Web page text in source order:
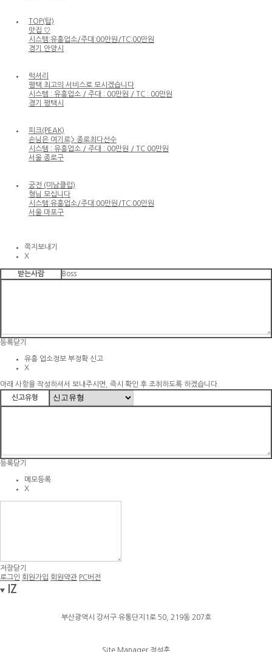
TOP(탑)
맛집 ♡
시스템:유흥업소/주대:00만원/TC:00만원
경기 안양시
럭셔리
평택 최고의 서비스로 모시겠습니다
시스템 : 유흥업소 / 주대 : 00만원 / TC : 00만원
경기 평택시
피크(PEAK)
손님은 여기로> 종로최다선수
시스템 : 유흥업소 / 주대 : 00만원 / TC 00만원
서울 종로구
궁전 (미남클럽)
형님 모십니다
시스템:유흥업소/주대:00만원/TC:00만원
서울 마포구
쪽지보내기
X
받는사람 Boss
등록닫기
유흥 업소정보 부정확 신고
X
아래 사항을 작성하셔서 보내주시면, 즉시 확인 후 조취하도록 하겠습니다.
신고유형
등록닫기
메모등록
X
저장닫기
로그인 회원가입 회원약관 PC버전
IZ
부산광역시 강서구 유통단지1로 50, 219동 207호
Site Manager 정성훈